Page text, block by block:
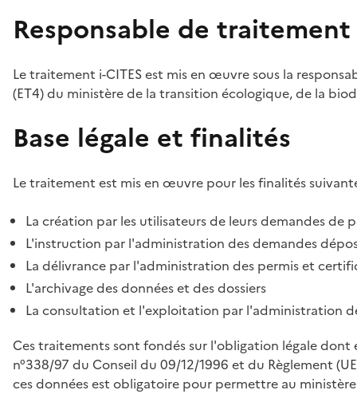
Responsable de traitement
Le traitement i-CITES est mis en œuvre sous la
(ET4) du ministère de la transition écologique, de la
Base légale et finalités
Le traitement est mis en œuvre pour les finalités
La création par les utilisateurs de leurs demandes
L'instruction par l'administration des demandes
La délivrance par l'administration des permis et
L'archivage des données et des dossiers
La consultation et l'exploitation par l'administration
Ces traitements sont fondés sur l'obligation légale
n°338/97 du Conseil du 09/12/1996 et du Règlement
ces données est obligatoire pour permettre au